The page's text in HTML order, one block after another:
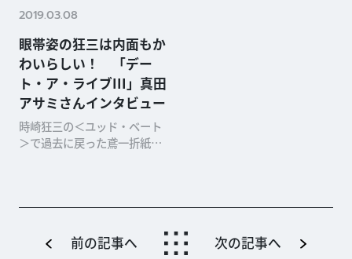
2019.03.08
眼帯姿の狂三は内面もか
わいらしい！ 「デー
ト・ア・ライブIII」真田
アサミさんインタビュー
時崎狂三の＜ユッド・ベート
＞で過去に戻った鳶一折紙
前の記事へ 次の記事へ